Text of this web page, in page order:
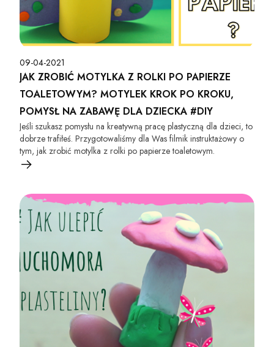
09-04-2021
JAK ZROBIĆ MOTYLKA Z ROLKI PO PAPIERZE
TOALETOWYM? MOTYLEK KROK PO KROKU,
POMYSŁ NA ZABAWĘ DLA DZIECKA #DIY
Jeśli szukasz pomysłu na kreatywną pracę plastyczną dla dzieci, to
dobrze trafiłeś. Przygotowaliśmy dla Was filmik instruktażowy o
tym, jak zrobić motylka z rolki po papierze toaletowym.